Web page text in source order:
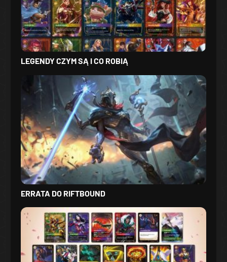
LEGENDY CZYM SĄ I CO ROBIĄ
ERRATA DO RIFTBOUND